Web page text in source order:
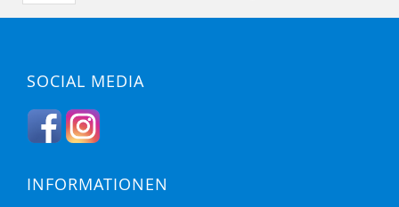
SOCIAL MEDIA
INFORMATIONEN